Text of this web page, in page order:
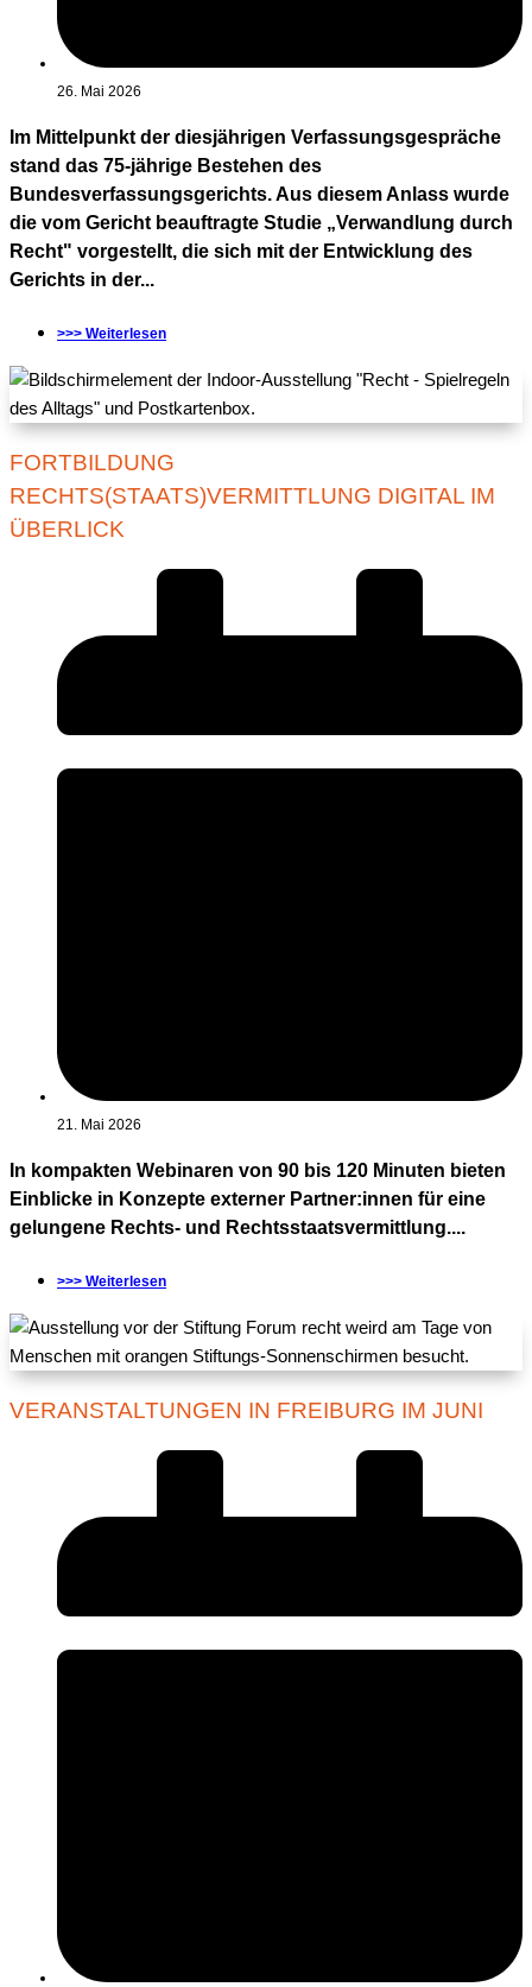
26. Mai 2026
Im Mittelpunkt der diesjährigen Verfassungsgespräche
stand das 75-jährige Bestehen des
Bundesverfassungsgerichts. Aus diesem Anlass wurde
die vom Gericht beauftragte Studie „Verwandlung durch
Recht" vorgestellt, die sich mit der Entwicklung des
Gerichts in der...
>>> Weiterlesen
FORTBILDUNG
RECHTS(STAATS)VERMITTLUNG DIGITAL IM
ÜBERLICK
21. Mai 2026
In kompakten Webinaren von 90 bis 120 Minuten bieten
Einblicke in Konzepte externer Partner:innen für eine
gelungene Rechts- und Rechtsstaatsvermittlung....
>>> Weiterlesen
VERANSTALTUNGEN IN FREIBURG IM JUNI